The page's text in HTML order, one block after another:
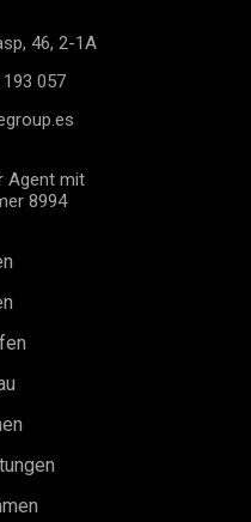
46, 2-1A
057
Agent mit
8994